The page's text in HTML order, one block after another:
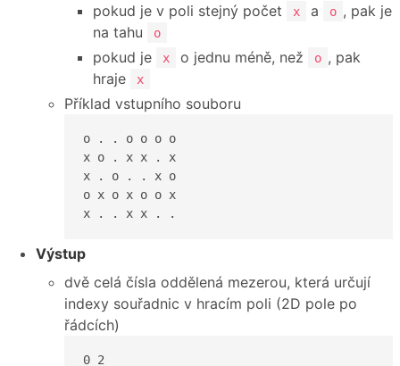
pokud je v poli stejný počet
x a o , pak je
na tahu
o
pokud je x o jednu méně, než o , pak
hraje
x
Příklad vstupního souboru
o . . o o o o
x o . x x . x
x . o . . x o
o x o x o o x
x . . x x . .
Výstup
dvě celá čísla oddělená mezerou, která určují
indexy souřadnic v hracím poli (2D pole po
řádcích)
0 2